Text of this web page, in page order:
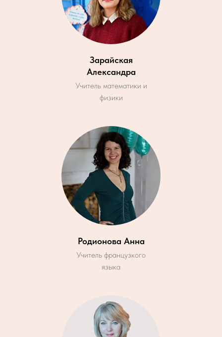
Зарайская
Александра
Учитель математики и
физики
Родионова Анна
Учитель французкого
языка